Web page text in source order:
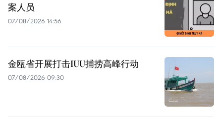
案人员
07/08/2026 14:56
金瓯省开展打击IUU捕捞高峰行动
07/08/2026 09:30